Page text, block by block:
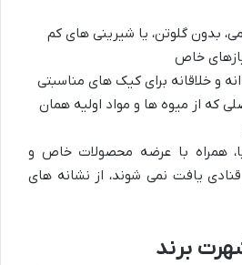
بدون گلوتن، یا شیرینی های کم
خاص
و خلاقانه برای کیک های مناسبتی
که از میوه ها و مواد اولیه همان
همراه با عرضه محصولات خاص و
یافت نمی شوند، از نشانه های
برند